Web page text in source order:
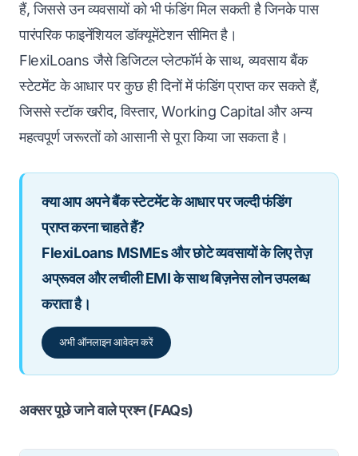
हैं, जिससे उन व्यवसायों को भी फंडिंग मिल सकती है जिनके पास
पारंपरिक फाइनेंशियल डॉक्यूमेंटेशन सीमित है।
FlexiLoans जैसे डिजिटल प्लेटफॉर्म के साथ, व्यवसाय बैंक
स्टेटमेंट के आधार पर कुछ ही दिनों में फंडिंग प्राप्त कर सकते हैं,
जिससे स्टॉक खरीद, विस्तार, Working Capital और अन्य
महत्वपूर्ण जरूरतों को आसानी से पूरा किया जा सकता है।
क्या आप अपने बैंक स्टेटमेंट के आधार पर जल्दी फंडिंग
प्राप्त करना चाहते हैं?
FlexiLoans MSMEs और छोटे व्यवसायों के लिए तेज़
अप्रूवल और लचीली EMI के साथ बिज़नेस लोन उपलब्ध
कराता है।
अभी ऑनलाइन आवेदन करें
अक्सर पूछे जाने वाले प्रश्न (FAQs)